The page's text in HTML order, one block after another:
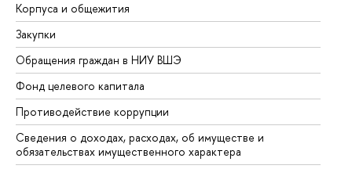
Корпуса и общежития
Закупки
Обращения граждан в НИУ ВШЭ
Фонд целевого капитала
Противодействие коррупции
Сведения о доходах, расходах, об имуществе и
обязательствах имущественного характера